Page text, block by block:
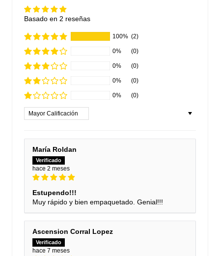
Basado en 2 reseñas
100% (2)
0% (0)
0% (0)
0% (0)
0% (0)
Sort by
María Roldan
hace 2 meses
Estupendo!!!
Muy rápido y bien empaquetado. Genial!!!
Ascension Corral Lopez
hace 7 meses